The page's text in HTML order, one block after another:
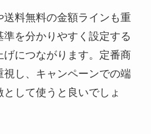
送料無料の金額ラインも重
を分かりやすく設定する
げにつながります。定番商
視し、キャンペーンでの端
して使うと良いでしょ